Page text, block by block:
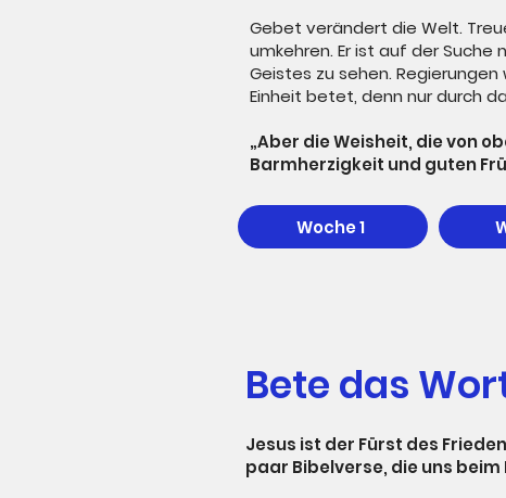
Gebet verändert die Welt.
umkehren. Er ist auf der
Geistes zu sehen.
Einheit betet, denn nur durch
„Aber die Weisheit, die von
Barmherzigkeit und guten
Woche 1
Bete das
Jesus ist der Fürst des
paar Bibelverse, die uns